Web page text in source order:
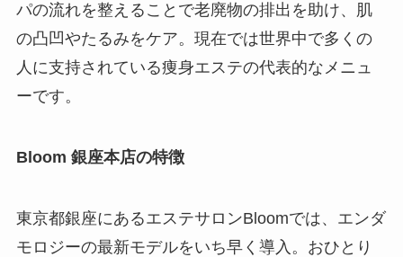
パの流れを整えることで老廃物の排出を助け、肌
の凸凹やたるみをケア。現在では世界中で多くの
人に支持されている痩身エステの代表的なメニュ
ーです。
Bloom 銀座本店の特徴
東京都銀座にあるエステサロンBloomでは、エンダ
モロジーの最新モデルをいち早く導入。おひとり